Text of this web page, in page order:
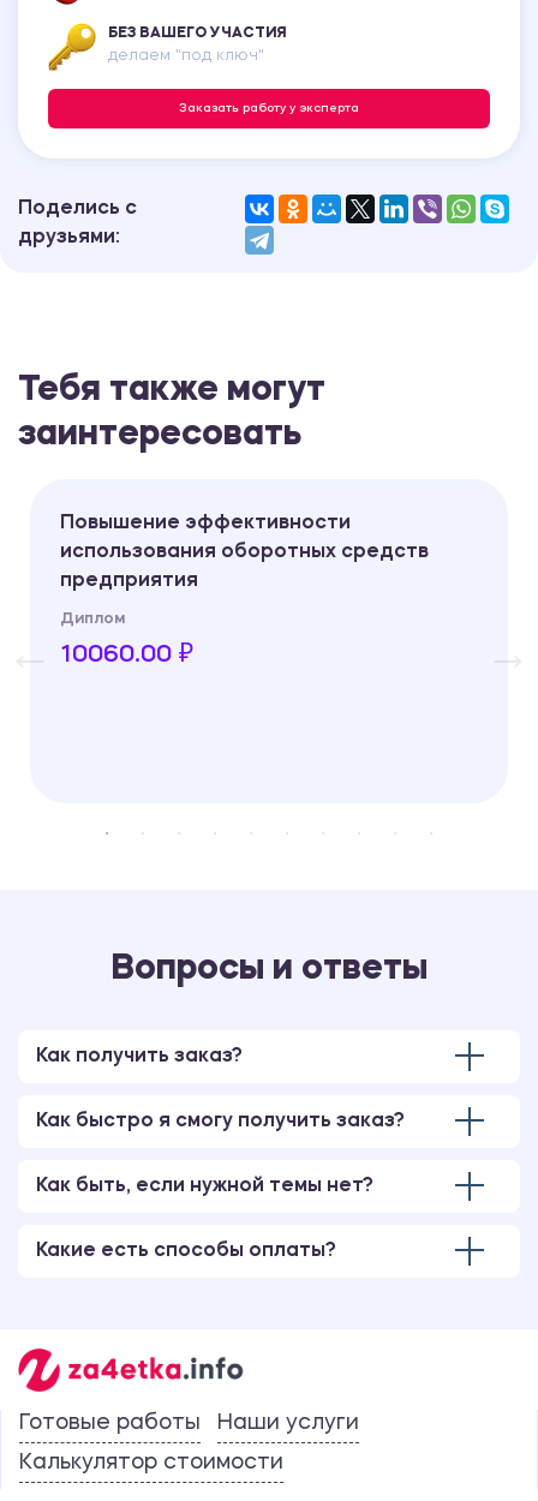
БЕЗ ВАШЕГО УЧАСТИЯ
делаем "под ключ"
Заказать работу у эксперта
Поделись с
друзьями:
Тебя также могут
заинтересовать
Повышение эффективности
использования оборотных средств
предприятия
Диплом
10060.00 ₽
Вопросы и ответы
Как получить заказ?
Как быстро я смогу получить заказ?
Как быть, если нужной темы нет?
Какие есть способы оплаты?
Готовые работы
Наши услуги
Калькулятор стоимости